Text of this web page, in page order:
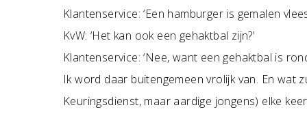
Klantenservice: ‘Een hamburger is gemalen
KvW: ‘Het kan ook een gehaktbal zijn?’
Klantenservice: ‘Nee, want een gehaktbal is
Ik word daar buitengemeen vrolijk van. En wat
Keuringsdienst, maar aardige jongens) elke